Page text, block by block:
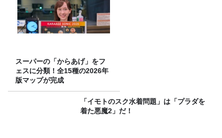
スーパーの「からあげ」をフ
ェスに分類！全15種の2026年
版マップが完成
「イモトのスク水着問題」は「プラダを
着た悪魔2」だ！